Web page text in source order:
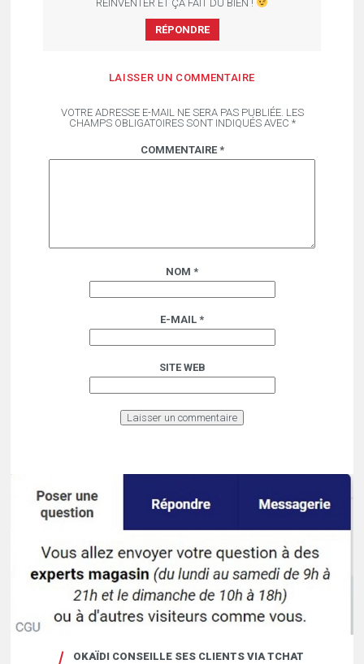
OKAÏDI CONSEILLE SES CLIENTS VIA TCHAT
RÉINVENTER ET ÇA FAIT DU BIEN !
RÉPONDRE
LAISSER UN COMMENTAIRE
VOTRE ADRESSE E-MAIL NE SERA PAS PUBLIÉE. LES
CHAMPS OBLIGATOIRES SONT INDIQUÉS AVEC *
COMMENTAIRE *
NOM *
E-MAIL *
SITE WEB